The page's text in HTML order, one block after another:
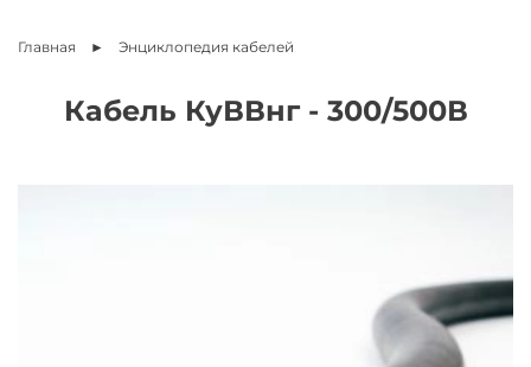
Главная Энциклопедия кабелей
Кабель КуВВнг - 300/500В